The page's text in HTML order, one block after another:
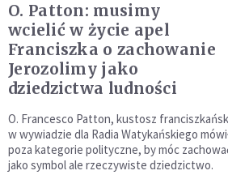
O. Patton: musimy
wcielić w życie apel
Franciszka o zachowanie
Jerozolimy jako
dziedzictwa ludności
O. Francesco Patton, kustosz
w wywiadzie dla Radia Watykańskiego
poza kategorie polityczne, by móc
jako symbol ale rzeczywiste dziedzictwo.